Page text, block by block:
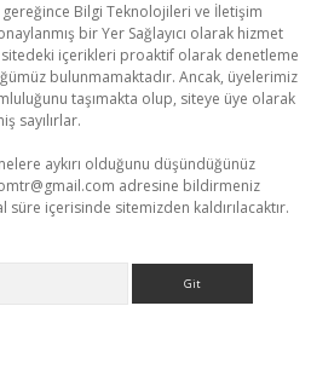
gereğince Bilgi Teknolojileri ve İletişim
bir Yer Sağlayıcı olarak hizmet
içerikleri proaktif olarak denetleme
bulunmamaktadır. Ancak, üyelerimiz
taşımakta olup, siteye üye olarak
sayılırlar.
aykırı olduğunu düşündüğünüz
adresine bildirmeniz
içerisinde sitemizden kaldırılacaktır.